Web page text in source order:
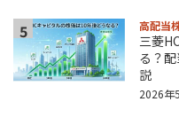
5 高配当
三菱
る？
説
2026年